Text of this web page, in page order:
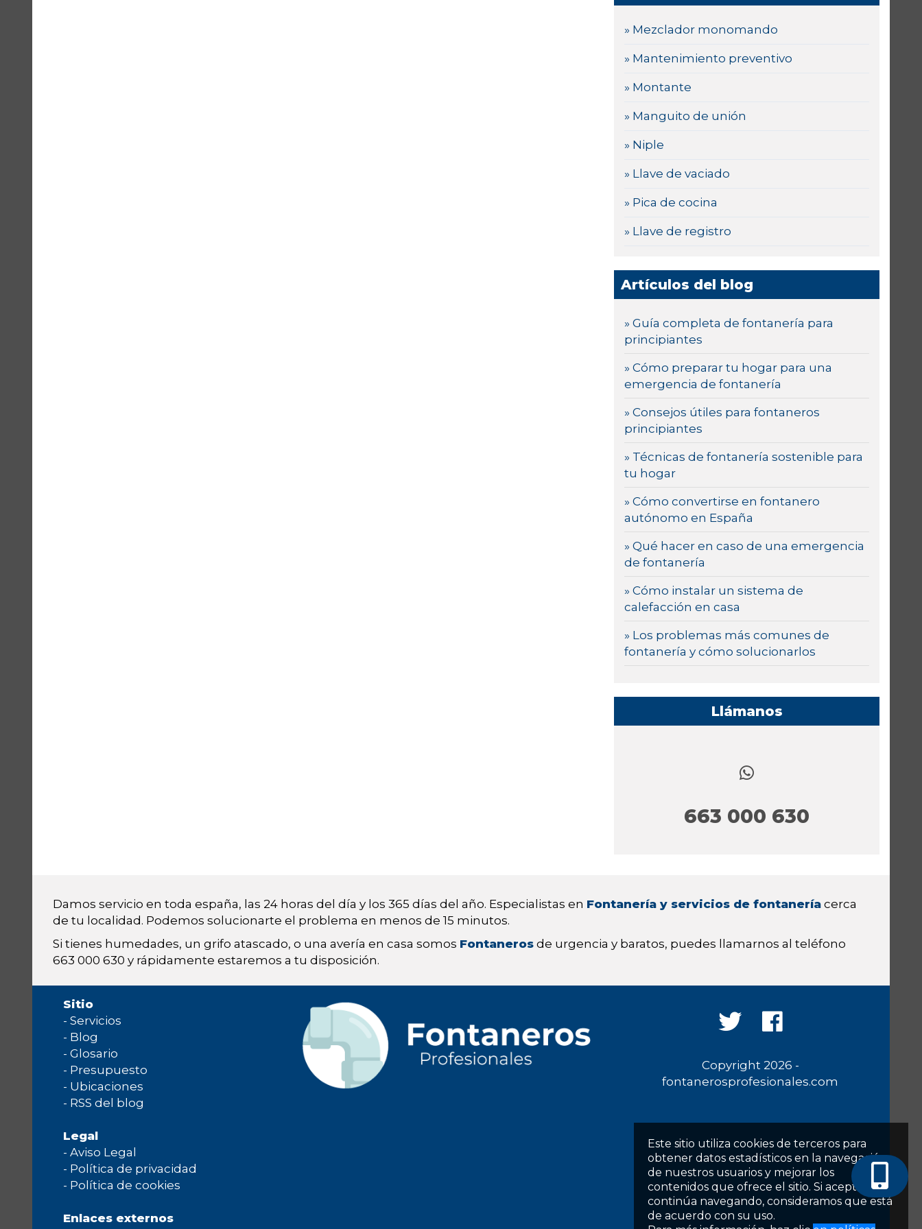
Este sitio utiliza cookies de terceros para
obtener datos estadísticos en la navegación
de nuestros usuarios y mejorar los
contenidos que ofrece el sitio. Si acepta o
continúa navegando, consideramos que está
de acuerdo con su uso.
» Mezclador monomando
» Mantenimiento preventivo
» Montante
» Manguito de unión
» Niple
» Llave de vaciado
» Pica de cocina
» Llave de registro
Artículos del blog
» Guía completa de fontanería para
principiantes
» Cómo preparar tu hogar para una
emergencia de fontanería
» Consejos útiles para fontaneros
principiantes
» Técnicas de fontanería sostenible para
tu hogar
» Cómo convertirse en fontanero
autónomo en España
» Qué hacer en caso de una emergencia
de fontanería
» Cómo instalar un sistema de
calefacción en casa
» Los problemas más comunes de
fontanería y cómo solucionarlos
Llámanos
663 000 630
Damos servicio en toda españa, las 24 horas del día y los 365 días del año. Especialistas en Fontanería y servicios de fontanería cerca
de tu localidad. Podemos solucionarte el problema en menos de 15 minutos.
Si tienes humedades, un grifo atascado, o una avería en casa somos Fontaneros de urgencia y baratos, puedes llamarnos al teléfono
663 000 630 y rápidamente estaremos a tu disposición.
Sitio
- Servicios
- Blog
- Glosario
- Presupuesto
- Ubicaciones
- RSS del blog
Legal
- Aviso Legal
- Política de privacidad
- Política de cookies
Enlaces externos
Copyright 2026 -
fontanerosprofesionales.com